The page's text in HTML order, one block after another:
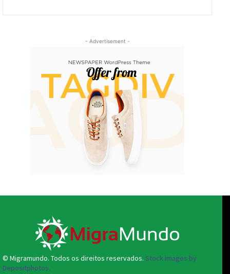
- Advertisement -
© Migramundo. Todos os direitos reservados. Stock images by
Depositphotos.